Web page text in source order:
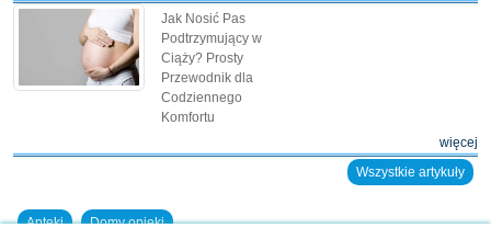
Jak Nosić Pas
Podtrzymujący w
Ciąży? Prosty
Przewodnik dla
Codziennego
Komfortu
więcej
Wszystkie artykuły
Apteki Domy opieki